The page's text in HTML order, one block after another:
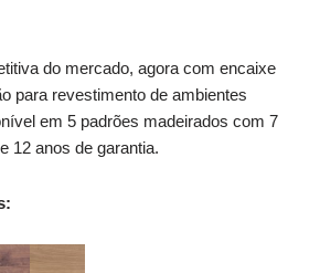
do mercado, agora com encaixe
para revestimento de ambientes
em 5 padrões madeirados com 7
12 anos de garantia.